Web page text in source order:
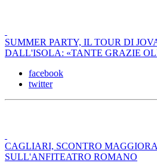
SUMMER PARTY, IL TOUR DI
DALL'ISOLA: «TANTE GRAZIE
facebook
twitter
CAGLIARI, SCONTRO
SULL'ANFITEATRO ROMANO